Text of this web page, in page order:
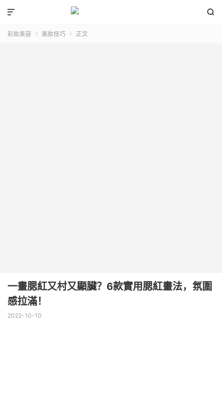


彩妝美容  美妝技巧  正文
一畫腮紅又村又顯臟？6款實用腮紅畫法，氛圍
感拉滿！
2022-10-10